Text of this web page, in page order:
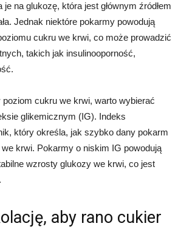
na glukozę, która jest głównym źródłem
Jednak niektóre pokarmy powodują
cukru we krwi, co może prowadzić
takich jak insulinooporność,
cukru we krwi, warto wybierać
glikemicznym (IG). Indeks
który określa, jak szybko dany pokarm
krwi. Pokarmy o niskim IG powodują
wzrosty glukozy we krwi, co jest
aby rano cukier